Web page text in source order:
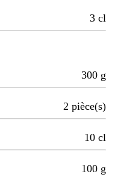
3 cl
300 g
2 pièce(s)
10 cl
100 g